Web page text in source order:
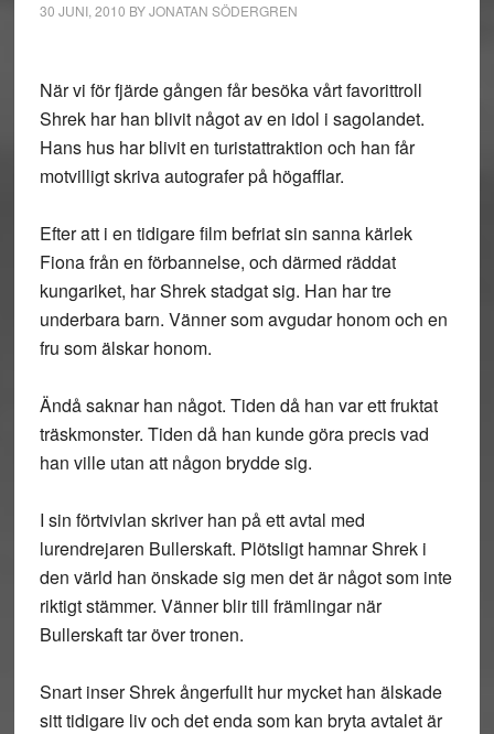
30 JUNI, 2010 BYJONATAN SÖDERGREN
När vi för fjärde gången får besöka vårt favorittroll
Shrek har han blivit något av en idol i sagolandet.
Hans hus har blivit en turistattraktion och han får
motvilligt skriva autografer på högafflar.
Efter att i en tidigare film befriat sin sanna kärlek
Fiona från en förbannelse, och därmed räddat
kungariket, har Shrek stadgat sig. Han har tre
underbara barn. Vänner som avgudar honom och en
fru som älskar honom.
Ändå saknar han något. Tiden då han var ett fruktat
träskmonster. Tiden då han kunde göra precis vad
han ville utan att någon brydde sig.
I sin förtvivlan skriver han på ett avtal med
lurendrejaren Bullerskaft. Plötsligt hamnar Shrek i
den värld han önskade sig men det är något som inte
riktigt stämmer. Vänner blir till främlingar när
Bullerskaft tar över tronen.
Snart inser Shrek ångerfullt hur mycket han älskade
sitt tidigare liv och det enda som kan bryta avtalet är